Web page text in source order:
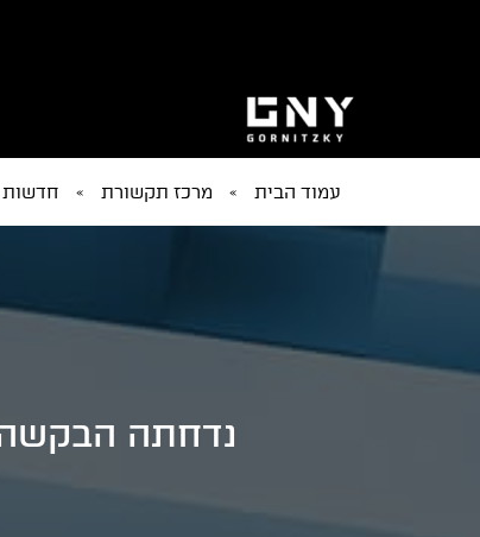
עמוד הבית » מרכז תקשורת » חדשות
נדחתה הבקשה